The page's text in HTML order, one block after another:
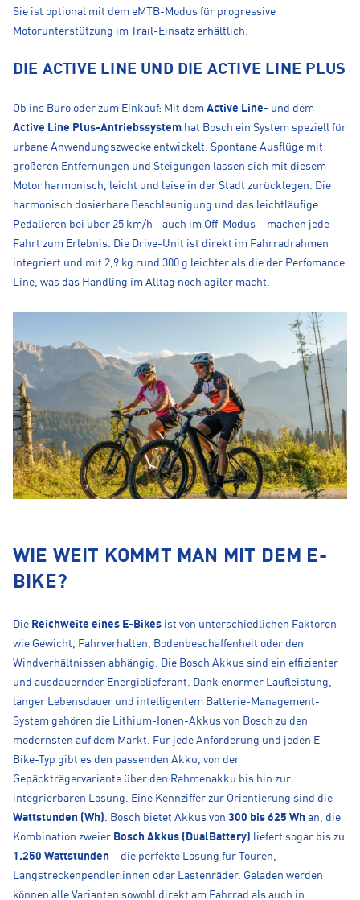
Sie ist optional mit dem eMTB-Modus für progressive
Motorunterstützung im Trail-Einsatz erhältlich.
DIE ACTIVE LINE UND DIE ACTIVE LINE PLUS
Ob ins Büro oder zum Einkauf: Mit dem Active Line- und dem
Active Line Plus-Antriebssystem hat Bosch ein System speziell für
urbane Anwendungszwecke entwickelt. Spontane Ausflüge mit
größeren Entfernungen und Steigungen lassen sich mit diesem
Motor harmonisch, leicht und leise in der Stadt zurücklegen. Die
harmonisch dosierbare Beschleunigung und das leichtläufige
Pedalieren bei über 25 km/h - auch im Off-Modus – machen jede
Fahrt zum Erlebnis. Die Drive-Unit ist direkt im Fahrradrahmen
integriert und mit 2,9 kg rund 300 g leichter als die der Perfomance
Line, was das Handling im Alltag noch agiler macht.
WIE WEIT KOMMT MAN MIT DEM E-
BIKE?
Die Reichweite eines E-Bikes ist von unterschiedlichen Faktoren
wie Gewicht, Fahrverhalten, Bodenbeschaffenheit oder den
Windverhältnissen abhängig. Die Bosch Akkus sind ein effizienter
und ausdauernder Energielieferant. Dank enormer Laufleistung,
langer Lebensdauer und intelligentem Batterie-Management-
System gehören die Lithium-Ionen-Akkus von Bosch zu den
modernsten auf dem Markt. Für jede Anforderung und jeden E-
Bike-Typ gibt es den passenden Akku, von der
Gepäckträgervariante über den Rahmenakku bis hin zur
integrierbaren Lösung. Eine Kennziffer zur Orientierung sind die
Wattstunden (Wh). Bosch bietet Akkus von 300 bis 625 Wh an, die
Kombination zweier Bosch Akkus (DualBattery) liefert sogar bis zu
1.250 Watt­stunden – die perfekte Lösung für Touren,
Langstreckenpendler:innen oder Lastenräder. Geladen werden
können alle Varianten sowohl direkt am Fahrrad als auch in